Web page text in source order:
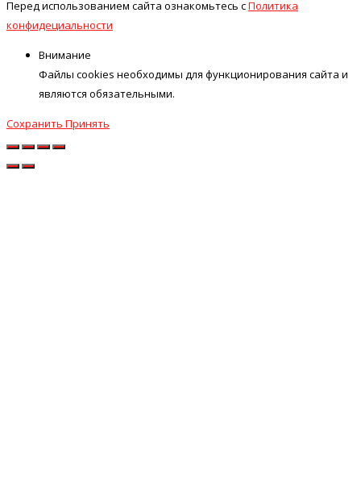
Перед использованием сайта ознакомьтесь сПолитика
конфидециальности
Внимание
Файлы cookies необходимы для функционирования сайта и
являются обязательными.
Сохранить Принять